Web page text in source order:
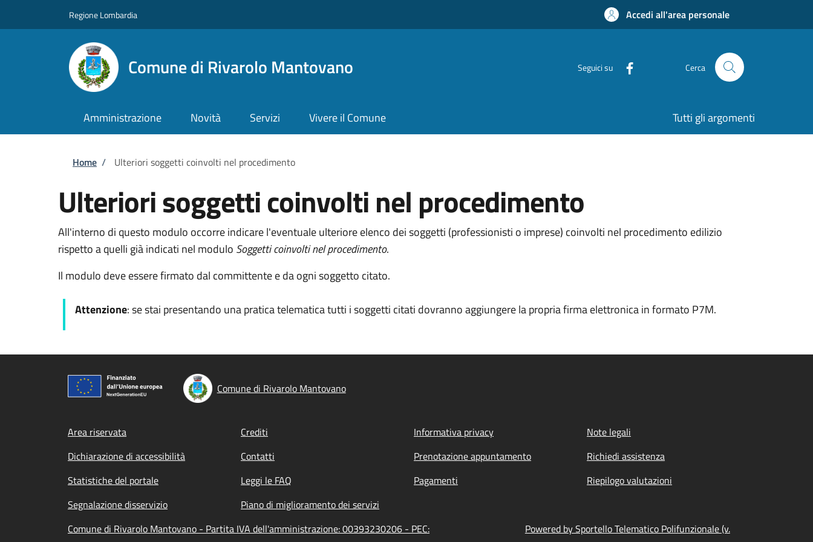
Regione Lombardia Accedi all'area personale
Comune di Rivarolo Mantovano Seguici su Cerca
Amministrazione Novità Servizi Vivere il Comune Tutti gli argomenti
Briciole di pane
Home / Ulteriori soggetti coinvolti nel procedimento
Ulteriori soggetti coinvolti nel procedimento
All'interno di questo modulo occorre indicare l'eventuale ulteriore elenco dei soggetti (professionisti o imprese) coinvolti nel procedimento edilizio
rispetto a quelli già indicati nel modulo Soggetti coinvolti nel procedimento.
Il modulo deve essere firmato dal committente e da ogni soggetto citato.
Attenzione: se stai presentando una pratica telematica tutti i soggetti citati dovranno aggiungere la propria firma elettronica in formato P7M.
Comune di Rivarolo Mantovano
Footer menu
Area riservata Crediti Informativa privacy
Note legali
Dichiarazione di accessibilità
Contatti Prenotazione appuntamento
Richiedi assistenza
Statistiche del portale
Leggi le FAQ Pagamenti
Riepilogo valutazioni
Segnalazione disservizio
Piano di miglioramento dei servizi
Comune di Rivarolo Mantovano - Partita IVA dell'amministrazione: 00393230206 - PEC:
Powered by Sportello Telematico Polifunzionale (v.